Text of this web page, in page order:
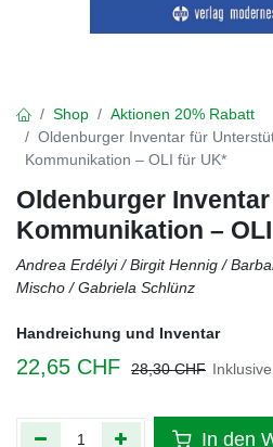
Shop
Aktionen 20% Rabatt
Oldenburger Inventar für
Kommunikation – OLI für UK*
Oldenburger
Kommunikation –
Andrea Erdélyi / Birgit Hennig /
Mischo / Gabriela Schlünz
Handreichung und Inventar
22,65 CHF 28,30CHF
In den